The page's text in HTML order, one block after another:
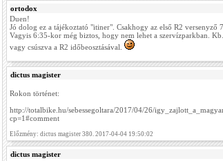
ortodox
Duen!
Jó dolog ez a tájékoztató "itiner". Csakhogy az első R2 versenyző
Vagyis 6:35-kor még biztos, hogy nem lehet a szervízparkban.
vagy csúszva a R2 időbeosztásával.
dictus magister
Rokon történet:
http://totalbike.hu/sebessegoltara/2017/04/26/
cp=1#comment
Előzmény: dictus magister 380. 2017-04-04 19:50:02
dictus magister